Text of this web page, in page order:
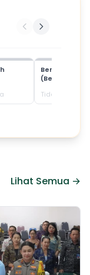
Beras
(Beras SPHP)
Tidak tersedia
Lihat Semua →